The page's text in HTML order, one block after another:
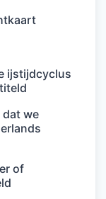
ijstijdcyclus
we
of